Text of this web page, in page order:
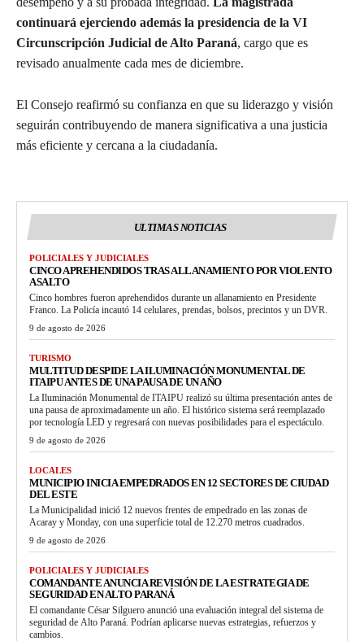
continuará ejerciendo además la presidencia de la VI
Circunscripción Judicial de Alto Paraná, cargo que es
revisado anualmente cada mes de diciembre.
El Consejo reafirmó su confianza en que su liderazgo y visión
seguirán contribuyendo de manera significativa a una justicia
más eficiente y cercana a la ciudadanía.
ULTIMAS NOTICIAS
POLICIALES Y JUDICIALES
CINCO APREHENDIDOS TRAS ALLANAMIENTO POR VIOLENTO
ASALTO
Cinco hombres fueron aprehendidos durante un allanamiento en Presidente
Franco. La Policía incautó 14 celulares, prendas, bolsos, precintos y un DVR.
9 de agosto de 2026
TURISMO
MULTITUD DESPIDE LA ILUMINACIÓN MONUMENTAL DE
ITAIPU ANTES DE UNA PAUSA DE UN AÑO
La Iluminación Monumental de ITAIPU realizó su última presentación antes de
una pausa de aproximadamente un año. El histórico sistema será reemplazado
por tecnología LED y regresará con nuevas posibilidades para el espectáculo.
9 de agosto de 2026
LOCALES
MUNICIPIO INICIA EMPEDRADOS EN 12 SECTORES DE CIUDAD
DEL ESTE
La Municipalidad inició 12 nuevos frentes de empedrado en las zonas de
Acaray y Monday, con una superficie total de 12.270 metros cuadrados.
9 de agosto de 2026
POLICIALES Y JUDICIALES
COMANDANTE ANUNCIA REVISIÓN DE LA ESTRATEGIA DE
SEGURIDAD EN ALTO PARANÁ
El comandante César Silguero anunció una evaluación integral del sistema de
seguridad de Alto Paraná. Podrían aplicarse nuevas estrategias, refuerzos y
cambios.